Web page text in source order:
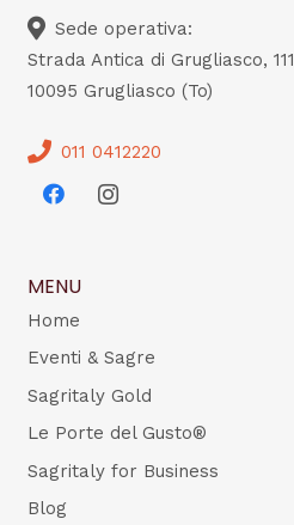
Sede operativa:
Strada Antica di Grugliasco, 111
10095 Grugliasco (To)
011 0412220
MENU
Home
Eventi & Sagre
Sagritaly Gold
Le Porte del Gusto®
Sagritaly for Business
Blog